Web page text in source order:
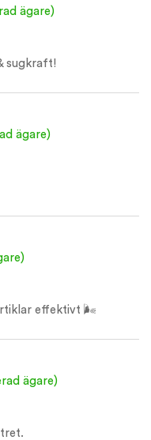
ägare)
sugkraft!
ägare)
effektivt 🌬️
ägare)